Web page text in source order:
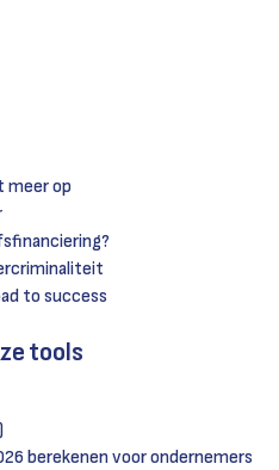
meer op
to success
tools
berekenen voor ondernemers